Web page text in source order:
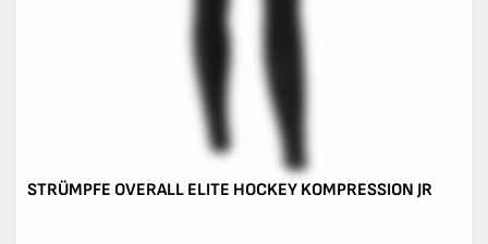
STRÜMPFE OVERALL ELITE HOCKEY KOMPRESSION JR